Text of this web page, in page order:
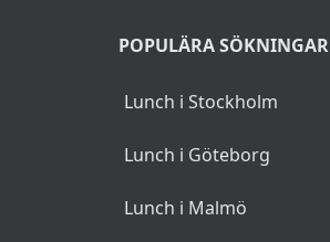
POPULÄRA SÖKNINGAR
Lunch i Stockholm
Lunch i Göteborg
Lunch i Malmö